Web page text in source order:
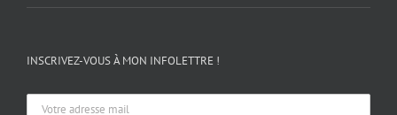
INSCRIVEZ-VOUS À MON INFOLETTRE !